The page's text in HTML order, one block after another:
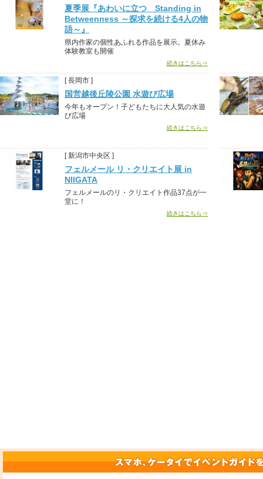
夏季展『あわいに立つ Standing in
Betweenness ～探求を続ける4人の物
語～』
県内作家の個性あふれる作品を展示。夏休み
体験教室も開催
続きはこちら⇒
[ 長岡市 ]
国営越後丘陵公園 水遊び広場
今年もオープン！子どもたちに大人気の水遊
び広場
続きはこちら⇒
[ 新潟市中央区 ]
フェルメール リ・クリエイト展 in
NIIGATA
フェルメールのリ・クリエイト作品37点が一
堂に！
続きはこちら⇒